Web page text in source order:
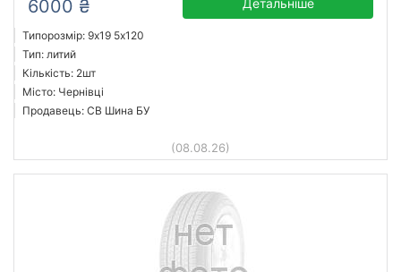
6000 ₴ Детальніше
Типорозмір: 9x19 5х120
Тип: литий
Кількість: 2шт
Місто: Чернівці
Продавець: СВ Шина БУ
(08.08.26)